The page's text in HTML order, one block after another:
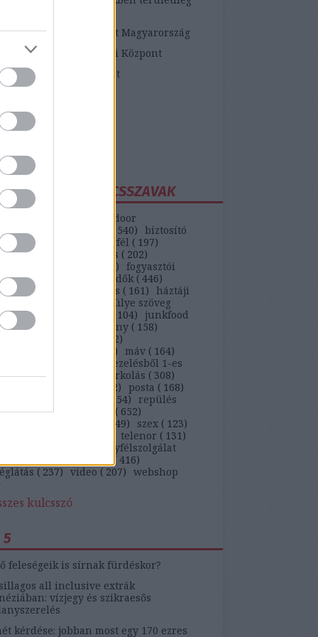
Fogyasztói Központ Magyarország
Fogyasztóvédelmi Központ
Békéltető Testület
Alapítvány
KULCSSZAVAK
backdoor
540) biztosító
bkv 133 boldog ügyfél ( 197)
csalás ( 202)
) fogyasztói
(442) gvti-fogyasztóvédők ( 446)
149) házhozszállítás ( 161 ) háztáji
hülye szöveg
internet 104)
junkfood
kaja ( kiskarácsony ( 158)
362)
) máv ( 164)
panaszkezelésből 1-es
panaszlevél parkolás ( 308)
212) posta ( 168)
154)
repülés
ruha (230 ( 652)
349) szex ( 123)
telenor ( 131 )
ügyfélszolgálat
( 416)
( 237) video ( 207) webshop
kulcsszó
5
feleségeik is sírnak fürdéskor?
all inclusive extrák
vízjegy és szikraesős
kérdése: jobban most egy 170 ezres